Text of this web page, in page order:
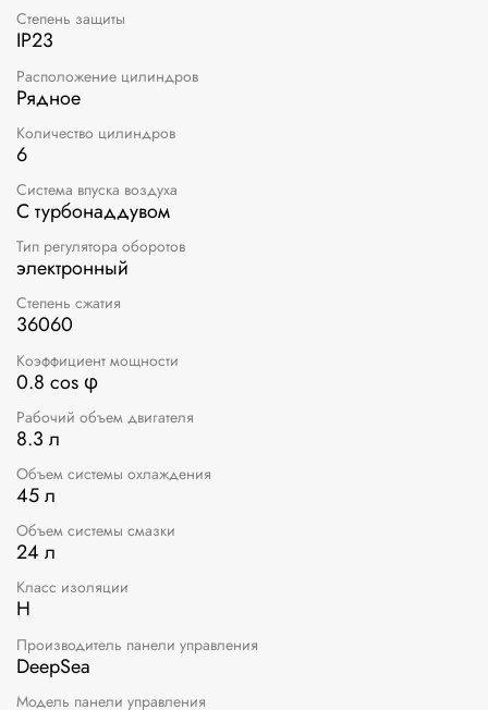
Степень защиты
IP23
Расположение цилиндров
Рядное
Количество цилиндров
6
Система впуска воздуха
С турбонаддувом
Тип регулятора оборотов
электронный
Степень сжатия
36060
Коэффициент мощности
0.8 cos φ
Рабочий объем двигателя
8.3 л
Объем системы охлаждения
45 л
Объем системы смазки
24 л
Класс изоляции
H
Производитель панели управления
DeepSea
Модель панели управления